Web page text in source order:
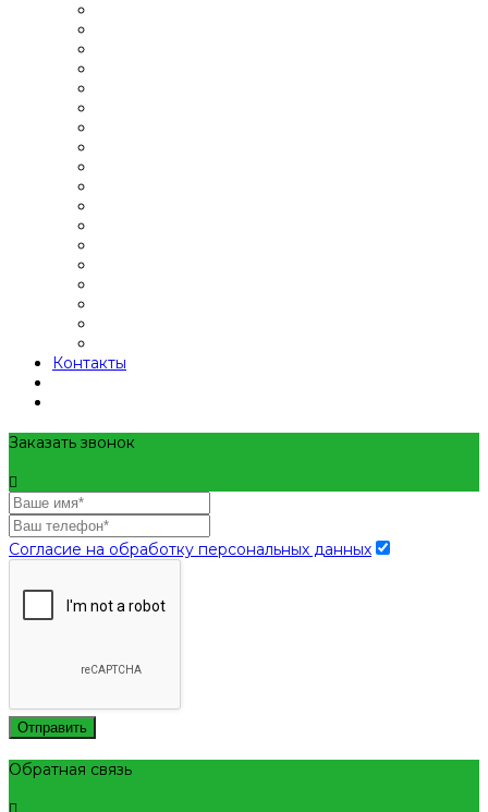
Контакты
Заказать звонок
Согласие на обработку персональных данных
Отправить
Обратная связь